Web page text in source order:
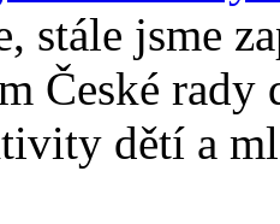
stále jsme
České
dětí a